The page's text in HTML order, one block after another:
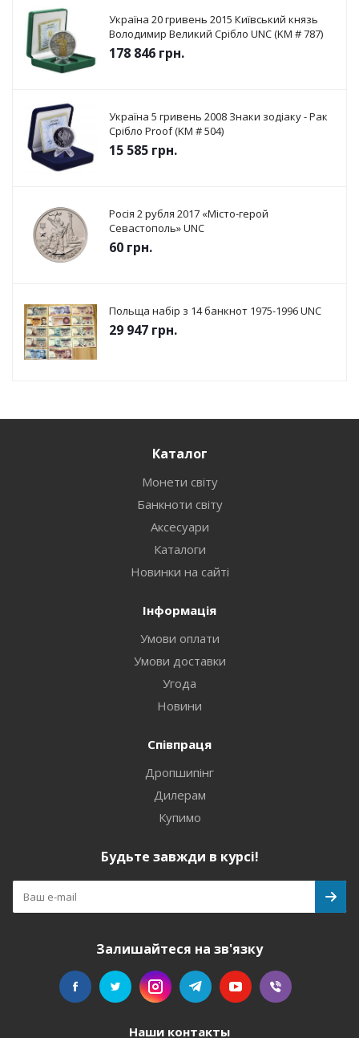
Україна 20 гривень 2015 Київський князь
Володимир Великий Срібло UNC (KM # 787)
178 846 грн.
Україна 5 гривень 2008 Знаки зодіаку - Рак
Срібло Proof (KM # 504)
15 585 грн.
Росія 2 рубля 2017 «Місто-герой
Севастополь» UNC
60 грн.
Польща набір з 14 банкнот 1975-1996 UNC
29 947 грн.
Каталог
Монети світу
Банкноти світу
Аксесуари
Каталоги
Новинки на сайті
Інформація
Умови оплати
Умови доставки
Угода
Новини
Співпраця
Дропшипінг
Дилерам
Купимо
Будьте завжди в курсі!
Залишайтеся на зв'язку
Наши контакты